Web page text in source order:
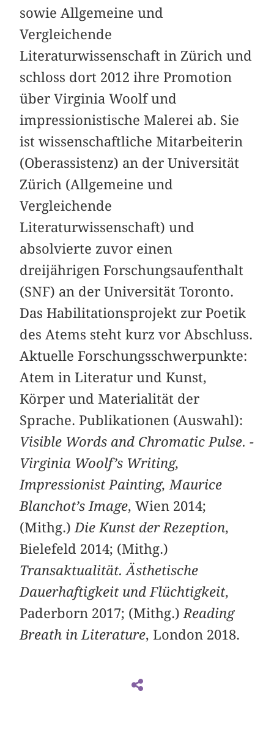
sowie Allgemeine und
Vergleichende
Literaturwissenschaft in Zürich und
schloss dort 2012 ihre Promotion
über Virginia Woolf und
impressionistische Malerei ab. Sie
ist wissenschaftliche Mitarbeiterin
(Oberassistenz) an der Universität
Zürich (Allgemeine und
Vergleichende
Literaturwissenschaft) und
absolvierte zuvor einen
dreijährigen Forschungsaufenthalt
(SNF) an der Universität Toronto.
Das Habilitationsprojekt zur Poetik
des Atems steht kurz vor Abschluss.
Aktuelle Forschungsschwerpunkte:
Atem in Literatur und Kunst,
Körper und Materialität der
Sprache. Publikationen (Auswahl):
Visible Words and Chromatic Pulse. ­
Virginia Woolf’s Writing,
Impressionist Painting, Maurice
Blanchot’s Image, Wien 2014;
(Mithg.) Die Kunst der Rezeption,
Bielefeld 2014; (Mithg.)
Transaktualität. Ästhetische
Dauerhaftigkeit und Flüchtigkeit,
Paderborn 2017; (Mithg.) Reading
Breath in Literature, London 2018.